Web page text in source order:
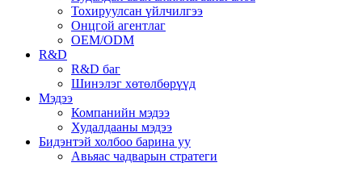
Тохируулсан үйлчилгээ
Онцгой агентлаг
OEM/ODM
R&D
R&D баг
Шинэлэг хөтөлбөрүүд
Мэдээ
Компанийн мэдээ
Худалдааны мэдээ
Бидэнтэй холбоо барина уу
Авьяас чадварын стратеги